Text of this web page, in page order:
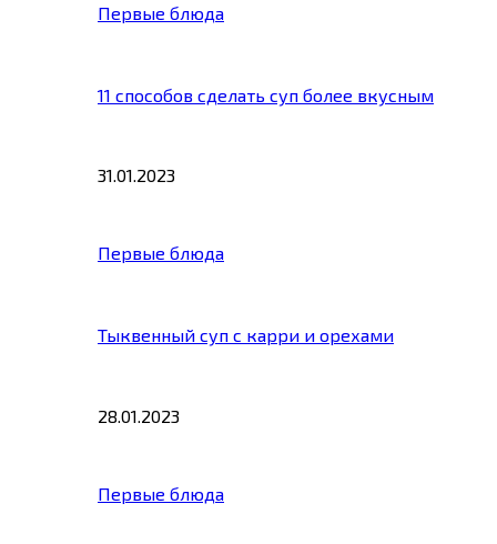
Первые блюда
11 способов сделать суп более вкусным
31.01.2023
Первые блюда
Тыквенный суп с карри и орехами
28.01.2023
Первые блюда